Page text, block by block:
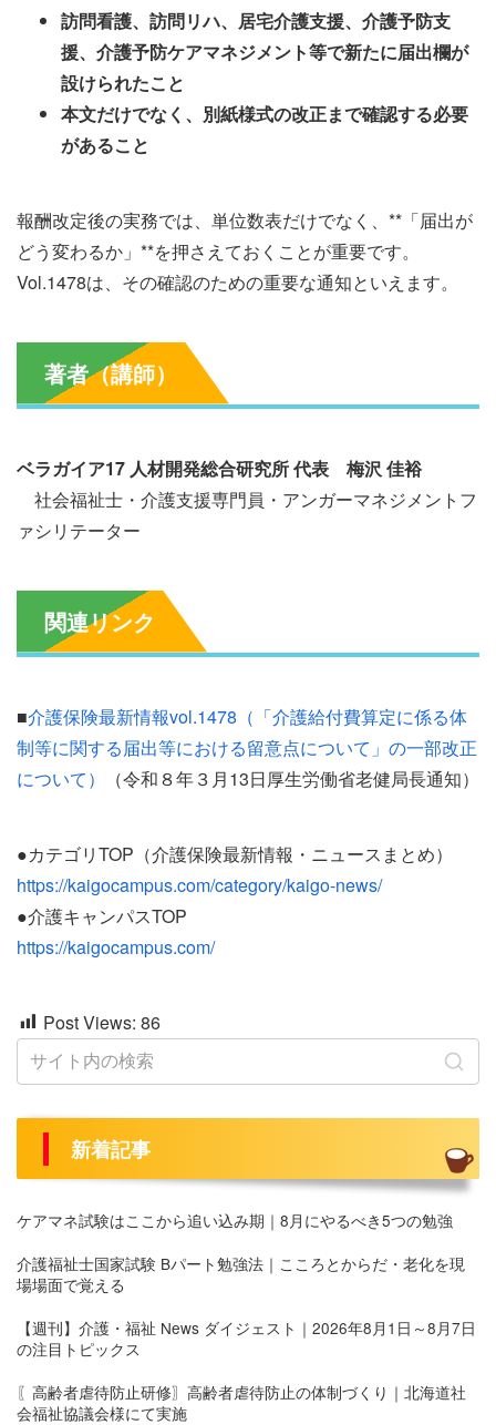
訪問看護、訪問リハ、居宅介護支援、介護予防支
援、介護予防ケアマネジメント等で新たに届出欄が
設けられたこと
本文だけでなく、別紙様式の改正まで確認する必要
があること
報酬改定後の実務では、単位数表だけでなく、**「届出が
どう変わるか」**を押さえておくことが重要です。
Vol.1478は、その確認のための重要な通知といえます。
著者（講師）
ベラガイア17 人材開発総合研究所 代表 梅沢 佳裕
社会福祉士・介護支援専門員・アンガーマネジメントフ
ァシリテーター
関連リンク
■介護保険最新情報vol.1478（「介護給付費算定に係る体
制等に関する届出等における留意点について」の一部改正
について）
（令和８年３月13日厚生労働省老健局長通知）
●カテゴリTOP（介護保険最新情報・ニュースまとめ）
https://kaigocampus.com/category/kaigo-news/
●介護キャンパスTOP
https://kaigocampus.com/
Post Views: 86
新着記事
ケアマネ試験はここから追い込み期｜8月にやるべき5つの勉強
介護福祉士国家試験 Bパート勉強法｜こころとからだ・老化を現
場場面で覚える
【週刊】介護・福祉 News ダイジェスト｜2026年8月1日～8月7日
の注目トピックス
〖高齢者虐待防止研修〗高齢者虐待防止の体制づくり｜北海道社
会福祉協議会様にて実施